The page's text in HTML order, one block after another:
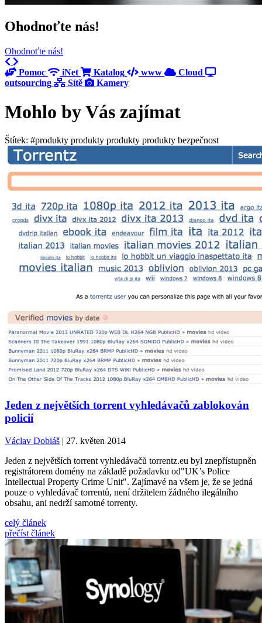
Ohodnoťte nás!
Ohodnoťte nás!
Previous
Next
Pomoc
iNet Katalog www
Cloud
outsourcing
Sítě Kamery
Mohlo by Vás zajímat
Štítek: #produkty produkty produkty produkty bezpečnost
Jeden z největších torrent vyhledávačů zablokován
policií
Václav Dobiáš| 27. květen 2014
Jeden z největších torrent vyhledávačů torrentz.eu byl znepřístupněn
registrátorem domény na základě požadavku od"UK’s Police
Intellectual Property Crime Unit". Zajímavé na všem je, že se jedná
pouze o vyhledávač torrentů, není držitelem žádného ilegálního
obsahu, ani nedrží samotné torrenty.
celý článek
přečíst článek